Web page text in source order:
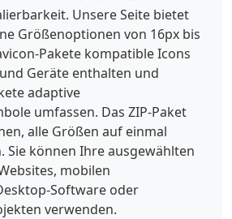
Unsere Seite bietet
Größenoptionen von 16px bis
Pakete kompatible Icons
Geräte enthalten und
adaptive
umfassen. Das ZIP-Paket
alle Größen auf einmal
Sie können Ihre ausgewählten
mobilen
Software oder
verwenden.